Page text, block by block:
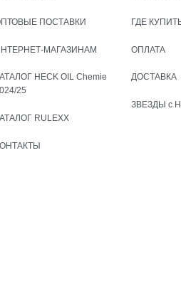
ПОСТАВКИ
МАГАЗИНАМ
HECK OIL Chemie
25
RULEXX
ГДЕ
ОПЛАТА
ДОСТАВКА
ЗВЕЗДЫ с